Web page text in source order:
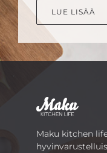
LUE LISÄÄ
Maku kitchen